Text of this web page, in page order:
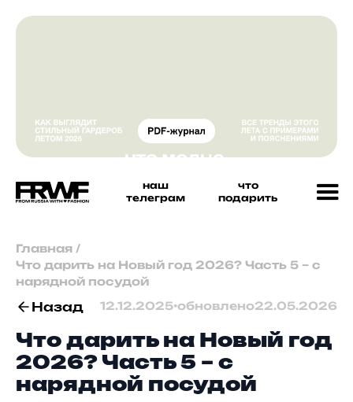
наш
телеграм
что
подарить
Главная /
Что дарить на Новый год 2026? Часть 5 – с
нарядной посудой
Назад 12.12.2025•обновлено22.05.2026
Что дарить на Новый год
2026? Часть 5 – с
нарядной посудой